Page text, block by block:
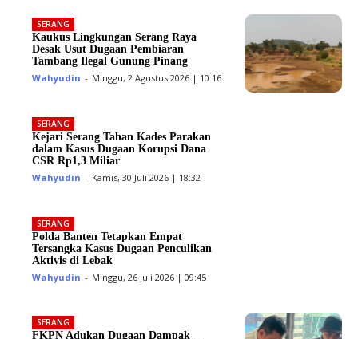
SERANG
Kaukus Lingkungan Serang Raya
Desak Usut Dugaan Pembiaran
Tambang Ilegal Gunung Pinang
Wahyudin - Minggu, 2 Agustus 2026 | 10:16
SERANG
Kejari Serang Tahan Kades Parakan
dalam Kasus Dugaan Korupsi Dana
CSR Rp1,3 Miliar
Wahyudin - Kamis, 30 Juli 2026 | 18:32
SERANG
Polda Banten Tetapkan Empat
Tersangka Kasus Dugaan Penculikan
Aktivis di Lebak
Wahyudin - Minggu, 26 Juli 2026 | 09:45
SERANG
FKPN Adukan Dugaan Dampak